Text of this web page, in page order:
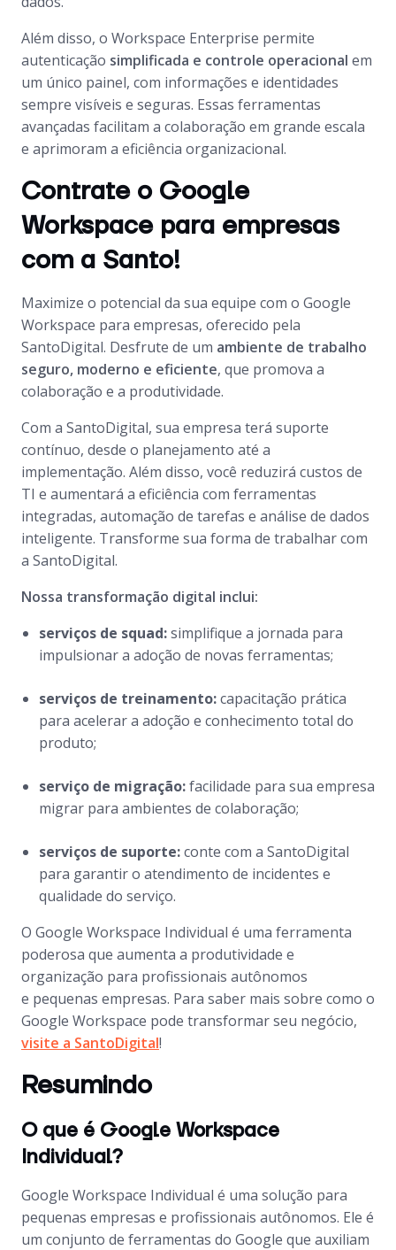
Além disso, o Workspace Enterprise permite
autenticação simplificada e controle operacional em
um único painel, com informações e identidades
sempre visíveis e seguras. Essas ferramentas
avançadas facilitam a colaboração em grande escala
e aprimoram a eficiência organizacional.
Contrate o Google
Workspace para empresas
com a Santo!
Maximize o potencial da sua equipe com o Google
Workspace para empresas, oferecido pela
SantoDigital. Desfrute de um ambiente de trabalho
seguro, moderno e eficiente, que promova a
colaboração e a produtividade.
Com a SantoDigital, sua empresa terá suporte
contínuo, desde o planejamento até a
implementação. Além disso, você reduzirá custos de
TI e aumentará a eficiência com ferramentas
integradas, automação de tarefas e análise de dados
inteligente. Transforme sua forma de trabalhar com
a SantoDigital.
Nossa transformação digital inclui:
serviços de squad:simplifique a jornada para
impulsionar a adoção de novas ferramentas;
serviços de treinamento:capacitação prática
para acelerar a adoção e conhecimento total do
produto;
serviço de migração:facilidade para sua empresa
migrar para ambientes de colaboração;
serviços de suporte:conte com a SantoDigital
para garantir o atendimento de incidentes e
qualidade do serviço.
O Google Workspace Individual é uma ferramenta
poderosa que aumenta a produtividade e
organização para profissionais autônomos
e pequenas empresas. Para saber mais sobre como o
Google Workspace pode transformar seu negócio,
visite a SantoDigital!
Resumindo
O que é Google Workspace
Individual?
Google Workspace Individual é uma solução para
pequenas empresas e profissionais autônomos. Ele é
um conjunto de ferramentas do Google que auxiliam